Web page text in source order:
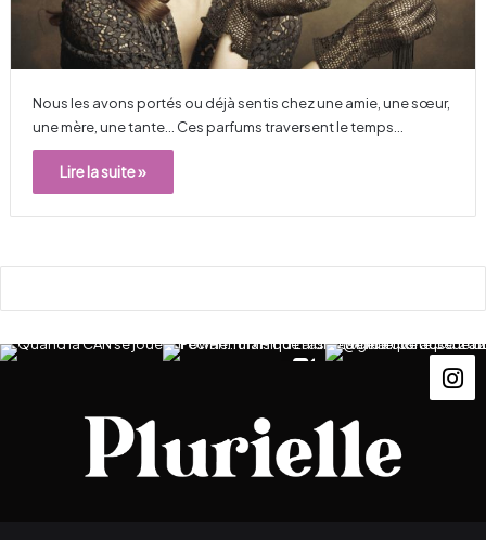
Nous les avons portés ou déjà sentis chez une amie, une sœur,
une mère, une tante… Ces parfums traversent le temps…
Lire la suite »